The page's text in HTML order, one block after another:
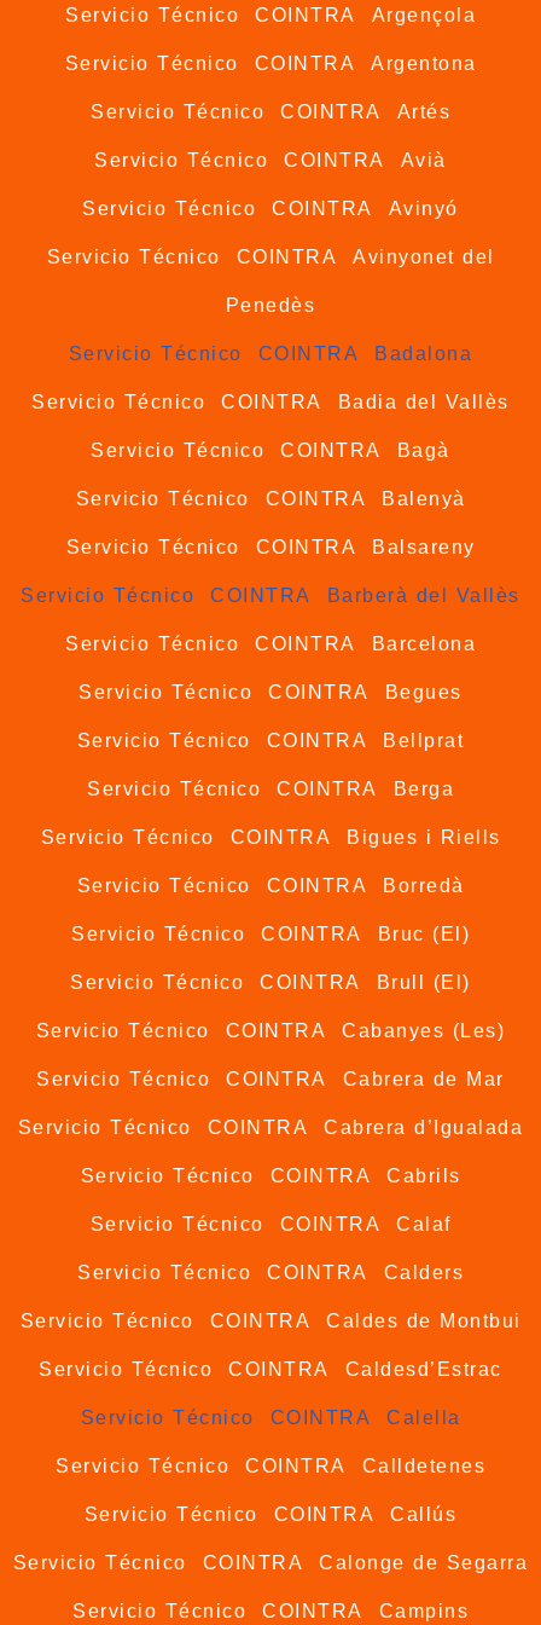
Servicio Técnico COINTRA Argençola
Servicio Técnico COINTRA Argentona
Servicio Técnico COINTRA Artés
Servicio Técnico COINTRA Avià
Servicio Técnico COINTRA Avinyó
Servicio Técnico COINTRA Avinyonet del
Penedès
Servicio Técnico COINTRA Badalona
Servicio Técnico COINTRA Badia del Vallès
Servicio Técnico COINTRA Bagà
Servicio Técnico COINTRA Balenyà
Servicio Técnico COINTRA Balsareny
Servicio Técnico COINTRA Barberà del Vallès
Servicio Técnico COINTRA Barcelona
Servicio Técnico COINTRA Begues
Servicio Técnico COINTRA Bellprat
Servicio Técnico COINTRA Berga
Servicio Técnico COINTRA Bigues i Riells
Servicio Técnico COINTRA Borredà
Servicio Técnico COINTRA Bruc (El)
Servicio Técnico COINTRA Brull (El)
Servicio Técnico COINTRA Cabanyes (Les)
Servicio Técnico COINTRA Cabrera de Mar
Servicio Técnico COINTRA Cabrera d’Igualada
Servicio Técnico COINTRA Cabrils
Servicio Técnico COINTRA Calaf
Servicio Técnico COINTRA Calders
Servicio Técnico COINTRA Caldes de Montbui
Servicio Técnico COINTRA Caldesd’Estrac
Servicio Técnico COINTRA Calella
Servicio Técnico COINTRA Calldetenes
Servicio Técnico COINTRA Callús
Servicio Técnico COINTRA Calonge de Segarra
Servicio Técnico COINTRA Campins